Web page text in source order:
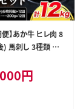
便】あか牛 ヒレ肉 8
馬刺し 3種類 合
《お申し込みの
》詰め合わせ 赤牛
ステーキ 馬肉 赤
円